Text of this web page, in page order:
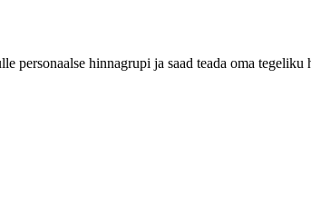
personaalse hinnagrupi ja saad teada oma tegeliku